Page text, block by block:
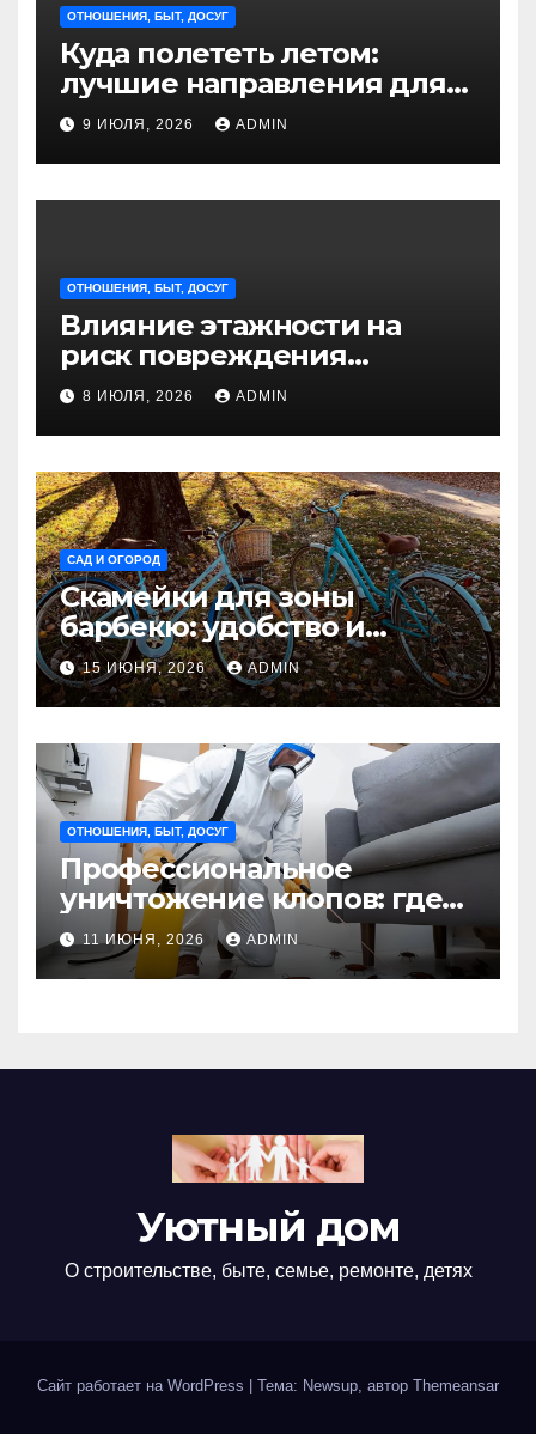
ОТНОШЕНИЯ, БЫТ, ДОСУГ
Куда полететь летом:
лучшие направления для
отдыха из Санкт-
Петербурга
9 ИЮЛЯ, 2026 ADMIN
ОТНОШЕНИЯ, БЫТ, ДОСУГ
Влияние этажности на
риск повреждения
недвижимости
8 ИЮЛЯ, 2026 ADMIN
САД И ОГОРОД
Скамейки для зоны
барбекю: удобство и
безопасность на участке
Madmetal.ru
15 ИЮНЯ, 2026 ADMIN
ОТНОШЕНИЯ, БЫТ, ДОСУГ
Профессиональное
уничтожение клопов: где
оно необходимо?
11 ИЮНЯ, 2026 ADMIN
Уютный дом
О строительстве, быте, семье, ремонте, детях
Сайт работает на WordPress Тема: Newsup, автор Themeansar